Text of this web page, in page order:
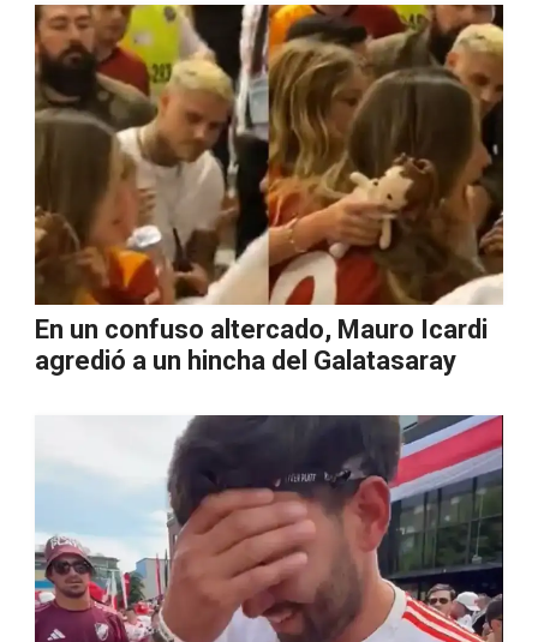
En un confuso altercado, Mauro Icardi
agredió a un hincha del Galatasaray